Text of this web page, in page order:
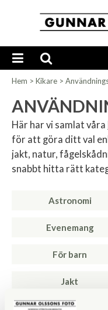
Hem > Kikare >
Här har vi samlat våra
för att göra ditt val
jakt, natur,
snabbt hitta rätt
Astronomi
Evenemang
För barn
Jakt